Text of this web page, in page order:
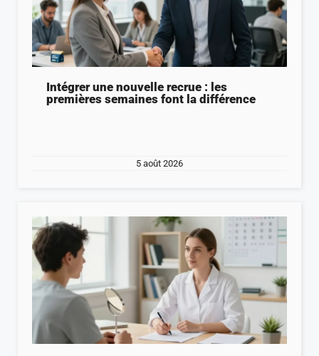
Intégrer une nouvelle recrue : les
premières semaines font la différence
5 août 2026